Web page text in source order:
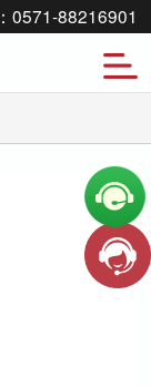
0571-88216901